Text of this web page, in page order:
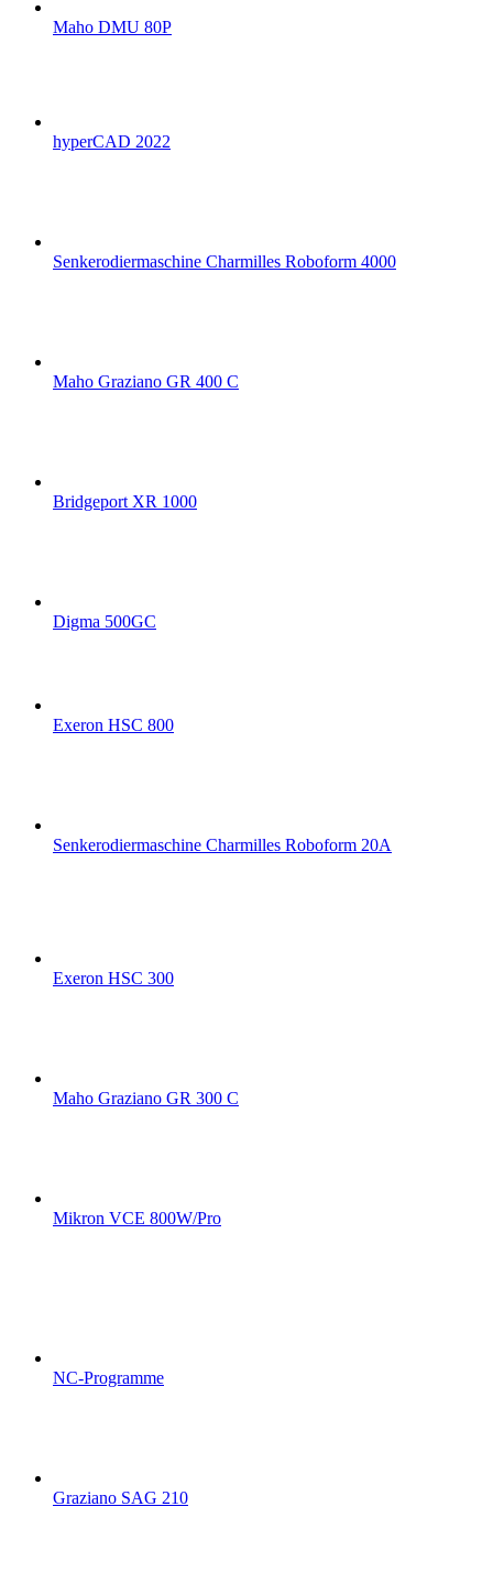
Maho DMU 80P
hyperCAD 2022
Senkerodiermaschine Charmilles Roboform 4000
Maho Graziano GR 400 C
Bridgeport XR 1000
Digma 500GC
Exeron HSC 800
Senkerodiermaschine Charmilles Roboform 20A
Exeron HSC 300
Maho Graziano GR 300 C
Mikron VCE 800W/Pro
NC-Programme
Graziano SAG 210